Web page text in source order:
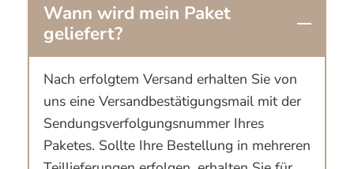
Wann wird mein Paket
geliefert?
Nach erfolgtem Versand erhalten Sie von
uns eine Versandbestätigungsmail mit der
Sendungsverfolgungsnummer Ihres
Paketes. Sollte Ihre Bestellung in mehreren